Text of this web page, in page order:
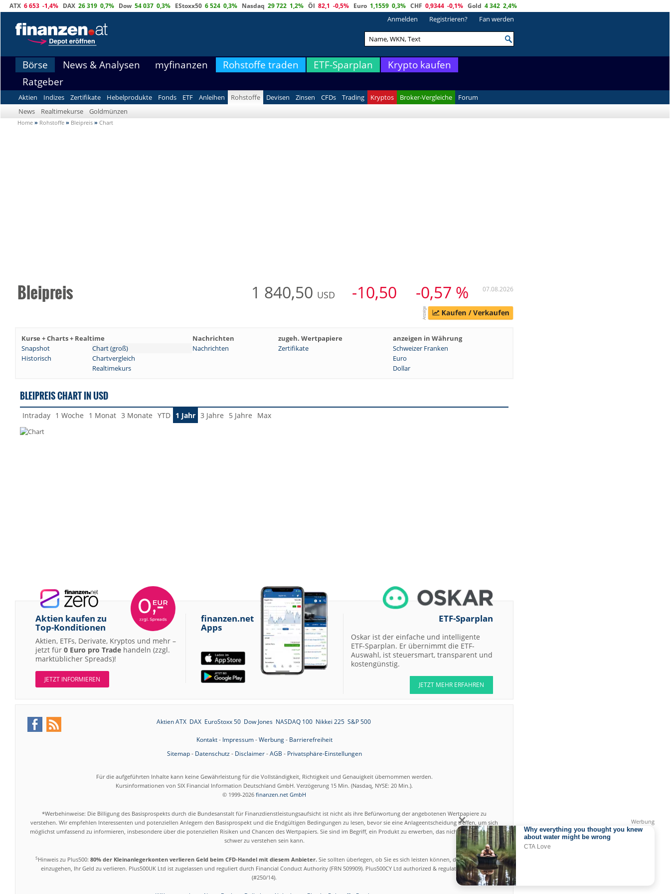
ATX 6 653 -1,4% DAX 26 319 0,7% Dow 54 037 0,3% EStoxx50 6 524 0,3% Nasdaq 29 722 1,2% Öl 82,1 -0,5% Euro 1,1559 0,3% CHF 0,9344 -0,1% Gold 4 342 2,4%
Anmelden Registrieren? Fan werden
Börse News & Analysen myfinanzen Rohstoffe traden ETF-Sparplan
Krypto kaufen
Ratgeber
Aktien Indizes Zertifikate Hebelprodukte Fonds ETF Anleihen Rohstoffe Devisen Zinsen CFDs Trading Kryptos Broker-Vergleiche
Forum
News
Realtimekurse Goldmünzen
Home » Rohstoffe » Bleipreis » Chart
Bleipreis 1 840,50 USD -10,50 -0,57 % 07.08.2026
Kurse + Charts + Realtime Nachrichten zugeh. Wertpapiere
anzeigen in Währung
Snapshot
Chart (groß) Nachrichten Zertifikate
Schweizer Franken
Historisch
Chartvergleich
Euro
Realtimekurs
Dollar
BLEIPREIS CHART IN USD
Intraday 1 Woche 1 Monat 3 Monate YTD 1 Jahr 3 Jahre 5 Jahre Max
Aktien kaufen zu
Top-Konditionen
Aktien, ETFs, Derivate, Kryptos und mehr –
jetzt für 0 Euro pro Trade handeln (zzgl.
marktüblicher Spreads)!
JETZT INFORMIEREN
finanzen.net
Apps
ETF-Sparplan
Oskar ist der einfache und intelligente
ETF-Sparplan. Er übernimmt die ETF-
Auswahl, ist steuersmart, transparent und
kostengünstig.
JETZT MEHR ERFAHREN
Aktien ATX DAX EuroStoxx 50 Dow Jones NASDAQ 100 Nikkei 225 S&P 500
Kontakt- Impressum-Werbung- Barrierefreiheit
Sitemap- Datenschutz- Disclaimer-AGB - Privatsphäre-Einstellungen
Für die aufgeführten Inhalte kann keine Gewährleistung für die Vollständigkeit, Richtigkeit und Genauigkeit übernommen werden.
Kursinformationen von SIX Financial Information Deutschland GmbH. Verzögerung 15 Min. (Nasdaq, NYSE: 20 Min.).
© 1999-2026 finanzen.net GmbH
*Werbehinweise: Die Billigung des Basisprospekts durch die Bundesanstalt für Finanzdienstleistungsaufsicht ist nicht als ihre Befürwortung der angebotenen Wertpapiere zu
verstehen. Wir empfehlen Interessenten und potenziellen Anlegern den Basisprospekt und die Endgültigen Bedingungen zu lesen, bevor sie eine Anlageentscheidung treffen, um sich
möglichst umfassend zu informieren, insbesondere über die potenziellen Risiken und Chancen des Wertpapiers. Sie sind im Begriff, ein Produkt zu erwerben, das nicht einfach ist und
schwer zu verstehen sein kann.
5Hinweis zu Plus500: 80% der Kleinanlegerkonten verlieren Geld beim CFD-Handel mit diesem Anbieter.Sie sollten überlegen, ob Sie es sich leisten können, das hohe Risiko
einzugehen, Ihr Geld zu verlieren. Plus500UK Ltd ist zugelassen und reguliert durch Financial Conduct Authority (FRN 509909). Plus500CY Ltd authorized & regulated by CySEC
(#250/14).